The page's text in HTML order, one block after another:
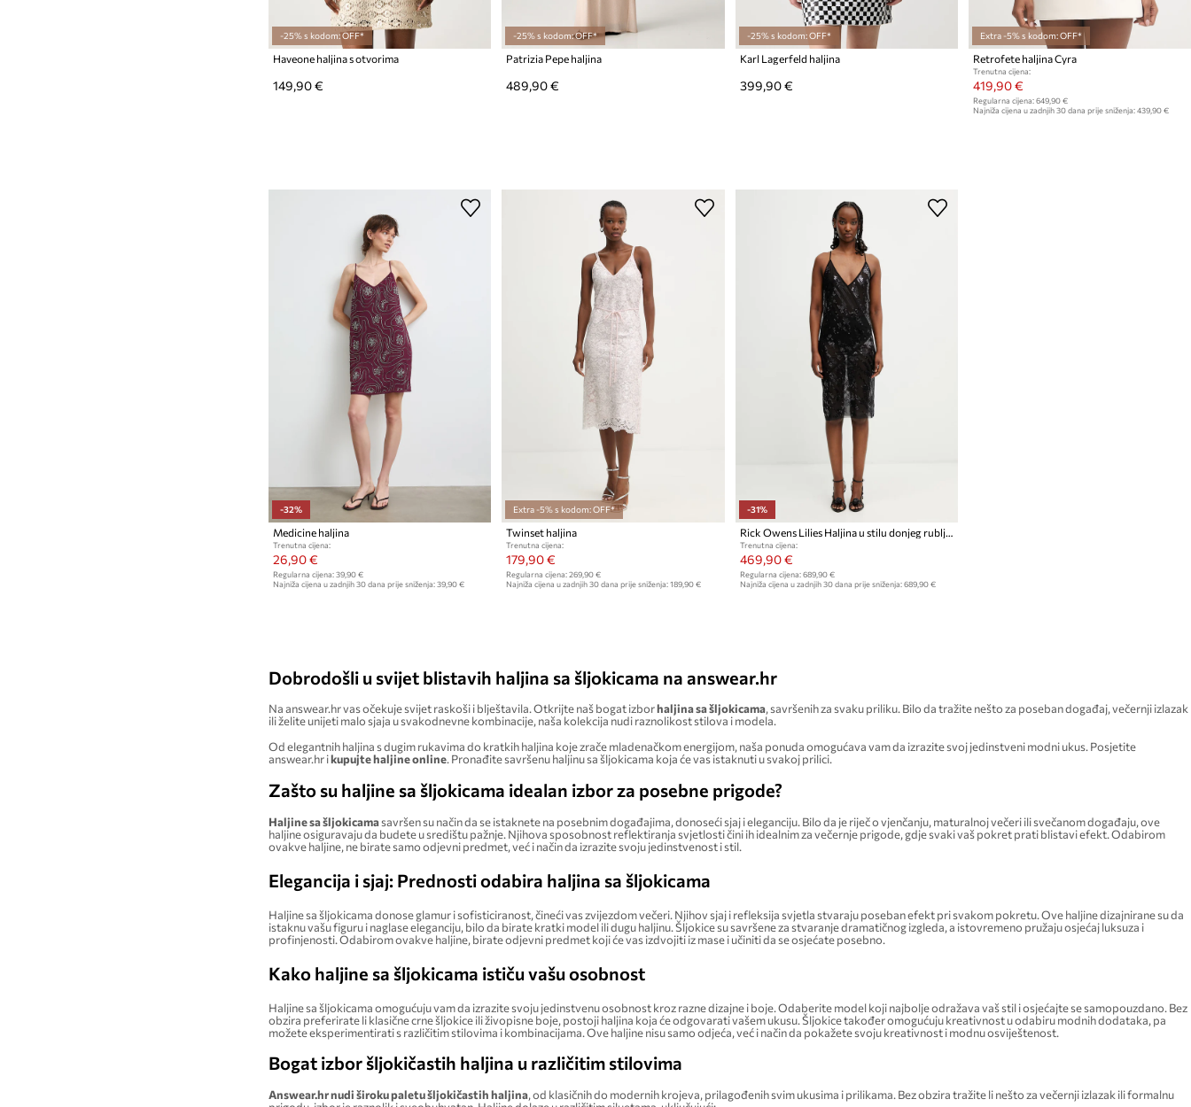
-25% s kodom: OFF*
Haveone haljina s otvorima
149,90 €
-25% s kodom: OFF*
Patrizia Pepe haljina
489,90 €
-25% s kodom: OFF*
Karl Lagerfeld haljina
399,90 €
Extra -5% s kodom: OFF*
Retrofete haljina Cyra
Trenutna cijena:
419,90 €
Regularna cijena: 649,90 €
Najniža cijena u zadnjih 30 dana prije sniženja: 439,90 €
-32%
Medicine haljina
Trenutna cijena:
26,90 €
Regularna cijena: 39,90 €
Najniža cijena u zadnjih 30 dana prije sniženja: 39,90 €
Extra -5% s kodom: OFF*
Twinset haljina
Trenutna cijena:
179,90 €
Regularna cijena: 269,90 €
Najniža cijena u zadnjih 30 dana prije sniženja: 189,90 €
-31%
Rick Owens Lilies Haljina u stilu donjeg rublja
Trenutna cijena:
469,90 €
Regularna cijena: 689,90 €
Najniža cijena u zadnjih 30 dana prije sniženja: 689,90 €
Dobrodošli u svijet blistavih haljina sa šljokicama na answear.hr
Na answear.hr vas očekuje svijet raskoši i blještavila. Otkrijte naš bogat izborhaljina sa šljokicama, savršenih za svaku priliku. Bilo da tražite nešto za poseban događaj, večernji izlazak
ili želite unijeti malo sjaja u svakodnevne kombinacije, naša kolekcija nudi raznolikost stilova i modela.
Od elegantnih haljina s dugim rukavima do kratkih haljina koje zrače mladenačkom energijom, naša ponuda omogućava vam da izrazite svoj jedinstveni modni ukus. Posjetite
answear.hr ikupujte haljine online. Pronađite savršenu haljinu sa šljokicama koja će vas istaknuti u svakoj prilici.
Zašto su haljine sa šljokicama idealan izbor za posebne prigode?
Haljine sa šljokicamasavršen su način da se istaknete na posebnim događajima, donoseći sjaj i eleganciju. Bilo da je riječ o vjenčanju, maturalnoj večeri ili svečanom događaju, ove
haljine osiguravaju da budete u središtu pažnje. Njihova sposobnost reflektiranja svjetlosti čini ih idealnim za večernje prigode, gdje svaki vaš pokret prati blistavi efekt. Odabirom
ovakve haljine, ne birate samo odjevni predmet, već i način da izrazite svoju jedinstvenost i stil.
Elegancija i sjaj: Prednosti odabira haljina sa šljokicama
Haljine sa šljokicama donose glamur i sofisticiranost, čineći vas zvijezdom večeri. Njihov sjaj i refleksija svjetla stvaraju poseban efekt pri svakom pokretu. Ove haljine dizajnirane su da
istaknu vašu figuru i naglase eleganciju, bilo da birate kratki model ili dugu haljinu. Šljokice su savršene za stvaranje dramatičnog izgleda, a istovremeno pružaju osjećaj luksuza i
profinjenosti. Odabirom ovakve haljine, birate odjevni predmet koji će vas izdvojiti iz mase i učiniti da se osjećate posebno.
Kako haljine sa šljokicama ističu vašu osobnost
Haljine sa šljokicama omogućuju vam da izrazite svoju jedinstvenu osobnost kroz razne dizajne i boje. Odaberite model koji najbolje odražava vaš stil i osjećajte se samopouzdano. Bez
obzira preferirate li klasične crne šljokice ili živopisne boje, postoji haljina koja će odgovarati vašem ukusu. Šljokice također omogućuju kreativnost u odabiru modnih dodataka, pa
možete eksperimentirati s različitim stilovima i kombinacijama. Ove haljine nisu samo odjeća, već i način da pokažete svoju kreativnost i modnu osviještenost.
Bogat izbor šljokičastih haljina u različitim stilovima
Answear.hr nudi široku paletu šljokičastih haljina, od klasičnih do modernih krojeva, prilagođenih svim ukusima i prilikama. Bez obzira tražite li nešto za večernji izlazak ili formalnu